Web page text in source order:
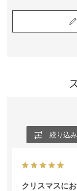
絞り込み
クリスマスに